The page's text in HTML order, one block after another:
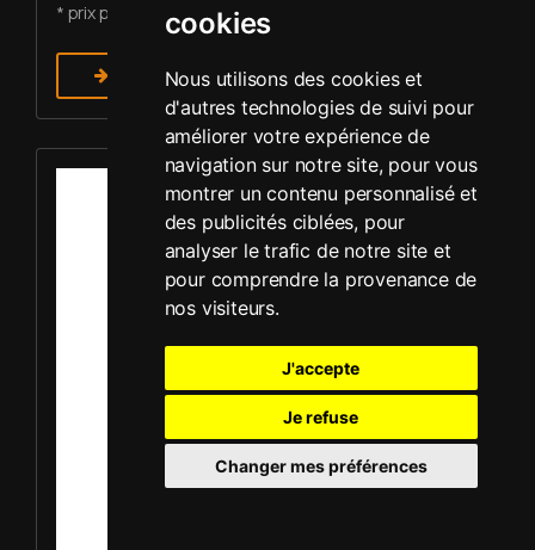
cookies
Nous utilisons des cookies et
d'autres technologies de suivi pour
améliorer votre expérience de
navigation sur notre site, pour vous
montrer un contenu personnalisé et
des publicités ciblées, pour
analyser le trafic de notre site et
pour comprendre la provenance de
nos visiteurs.
J'accepte
Je refuse
Changer mes préférences
* prix pour 2 à 5 j de location
En savoir plus
Louer Plaque vibrante - Mikasa MVC-F60R